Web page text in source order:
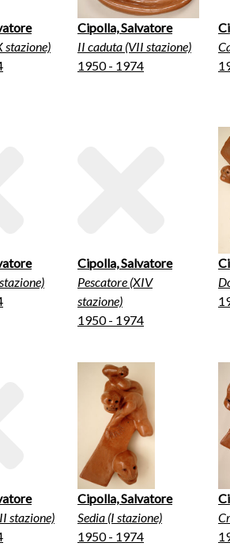
stazione)
Cipolla, Salvatore
II caduta (VII stazione)
1950 - 1974
Cipolla, Salvatore
Pescatore (XIV
stazione)
1950 - 1974
stazione)
Cipolla, Salvatore
Sedia (I stazione)
1950 - 1974